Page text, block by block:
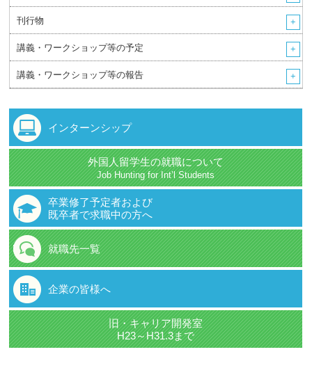
刊行物
講義・ワークショップ等の予定
講義・ワークショップ等の報告
インターンシップ
外国人留学生の就職について
Job Hunting for Int’l Students
卒業修了予定者および
既卒者で求職中の方へ
就職先一覧
企業の皆様へ
旧・キャリア開発室
H23～H31.3まで